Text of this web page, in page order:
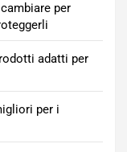
per
adatti per
per i